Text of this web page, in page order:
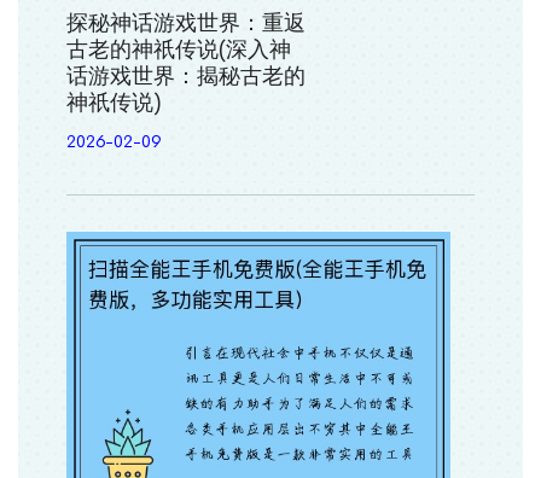
探秘神话游戏世界：重返
古老的神祇传说(深入神
话游戏世界：揭秘古老的
神祇传说)
2026-02-09